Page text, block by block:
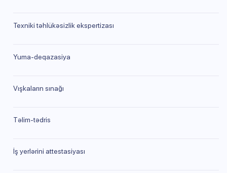
Texniki təhlükəsizlik ekspertizası
Yuma-deqazasiya
Vışkaların sınağı
Təlim-tədris
İş yerlərini attestasiyası